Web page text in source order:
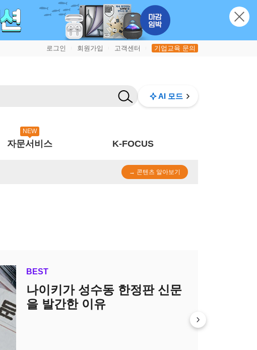
로그인 회원가입 고객센터 기업교육 문의
AI 모드
NEW
자문서비스 K-FOCUS
→ 콘텐츠 알아보기
BEST
오늘의집이 '북촌'에 오프라
인 공간을 연 이유